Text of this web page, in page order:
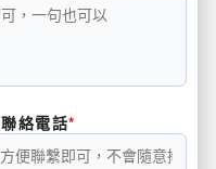
聯絡電話